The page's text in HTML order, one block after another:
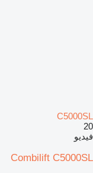
C5000SL
20
فيديو
Combilift C5000SL